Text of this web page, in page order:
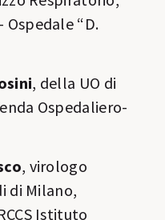
Ospedale “D.
, della UO di
Ospedaliero-
, virologo
di Milano,
Istituto